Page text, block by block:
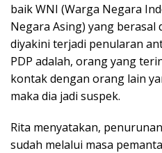
baik WNI (Warga Negara
Negara Asing) yang berasal
diyakini terjadi penularan
PDP adalah, orang yang
kontak dengan orang lain
maka dia jadi suspek.
Rita menyatakan,
sudah melalui masa